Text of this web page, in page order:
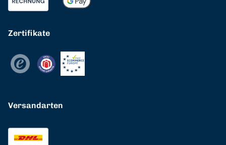
Zertifikate
Versandarten